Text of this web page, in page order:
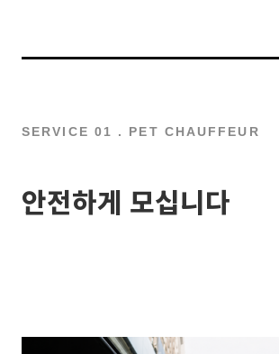
SERVICE 01 . PET CHAUFFEUR
안전하게 모십니다